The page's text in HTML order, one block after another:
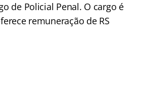
de Policial Penal. O cargo é
remuneração de RS